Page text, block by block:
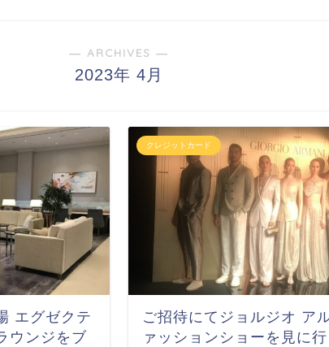
― ARCHIVES ―
2023年 4月
エグゼクテ
ウンジをブ
クレジットカード
ご招待にてジョルジオ ア
ァッションショーを見に